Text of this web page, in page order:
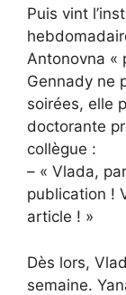
Puis vint
Antonovna «
Gennady ne
soirées, elle
doctorante
collègue :
– « Vlada,
publication !
article ! »
Dès lors,
semaine.